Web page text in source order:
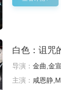
白色：诅咒
导演： 金曲,金宣
主演： 咸恩静